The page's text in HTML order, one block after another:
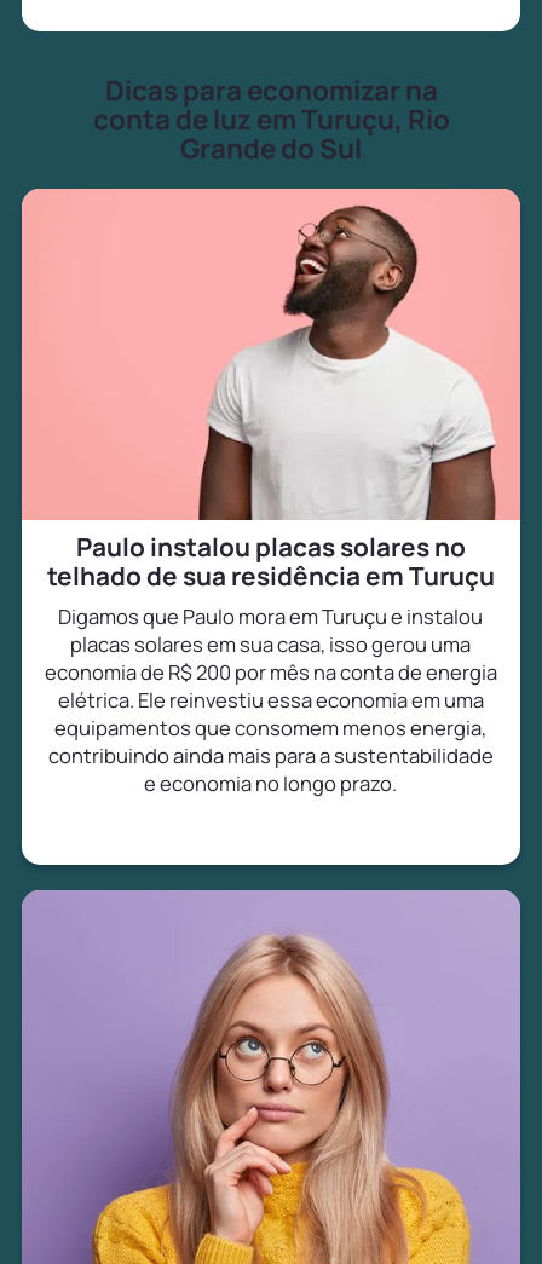
Dicas para economizar na
conta de luz em Turuçu, Rio
Grande do Sul
Paulo instalou placas solares no
telhado de sua residência em Turuçu
Digamos que Paulo mora em Turuçu e instalou
placas solares em sua casa, isso gerou uma
economia de R$ 200 por mês na conta de energia
elétrica. Ele reinvestiu essa economia em uma
equipamentos que consomem menos energia,
contribuindo ainda mais para a sustentabilidade
e economia no longo prazo.